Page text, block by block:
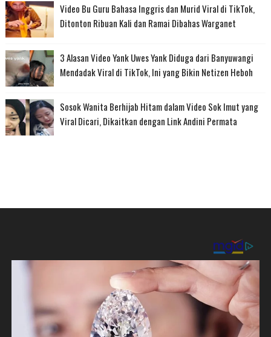
Video Bu Guru Bahasa Inggris dan Murid Viral di TikTok,
Ditonton Ribuan Kali dan Ramai Dibahas Warganet
3 Alasan Video Yank Uwes Yank Diduga dari Banyuwangi
Mendadak Viral di TikTok, Ini yang Bikin Netizen Heboh
Sosok Wanita Berhijab Hitam dalam Video Sok Imut yang
Viral Dicari, Dikaitkan dengan Link Andini Permata